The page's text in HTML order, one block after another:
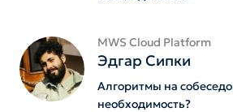
MWS Cloud Platform
Эдгар Сипки
Алгоритмы на
необходимость?